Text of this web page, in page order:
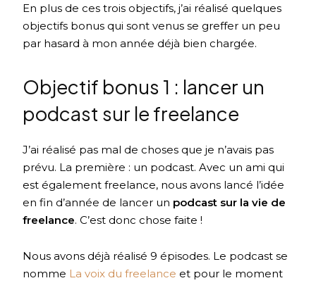
En plus de ces trois objectifs, j’ai réalisé quelques
objectifs bonus qui sont venus se greffer un peu
par hasard à mon année déjà bien chargée.
Objectif bonus 1 : lancer un
podcast sur le freelance
J’ai réalisé pas mal de choses que je n’avais pas
prévu. La première : un podcast. Avec un ami qui
est également freelance, nous avons lancé l’idée
en fin d’année de lancer un podcast sur la vie de
freelance. C’est donc chose faite !
Nous avons déjà réalisé 9 épisodes. Le podcast se
nomme La voix du freelance et pour le moment